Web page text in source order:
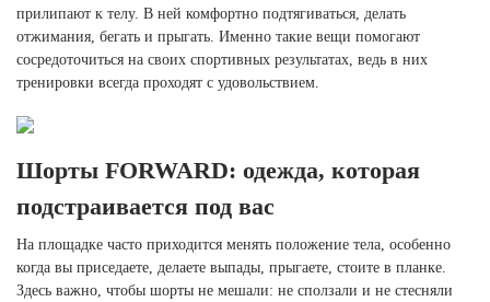
прилипают к телу. В ней комфортно подтягиваться, делать
отжимания, бегать и прыгать. Именно такие вещи помогают
сосредоточиться на своих спортивных результатах, ведь в них
тренировки всегда проходят с удовольствием.
Шорты FORWARD: одежда, которая
подстраивается под вас
На площадке часто приходится менять положение тела, особенно
когда вы приседаете, делаете выпады, прыгаете, стоите в планке.
Здесь важно, чтобы шорты не мешали: не сползали и не стесняли